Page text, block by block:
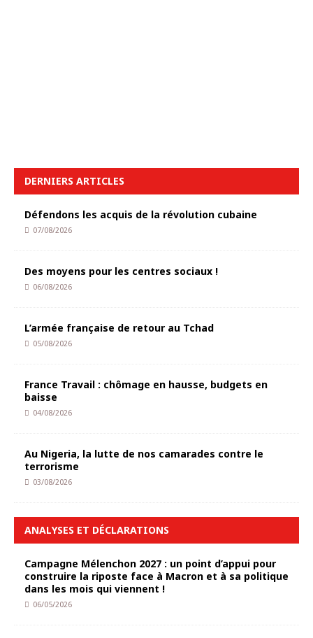
DERNIERS ARTICLES
Défendons les acquis de la révolution cubaine
07/08/2026
Des moyens pour les centres sociaux !
06/08/2026
L’armée française de retour au Tchad
05/08/2026
France Travail : chômage en hausse, budgets en
baisse
04/08/2026
Au Nigeria, la lutte de nos camarades contre le
terrorisme
03/08/2026
ANALYSES ET DÉCLARATIONS
Campagne Mélenchon 2027 : un point d’appui pour
construire la riposte face à Macron et à sa politique
dans les mois qui viennent !
06/05/2026